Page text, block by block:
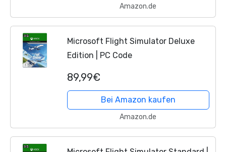
Amazon.de
Microsoft Flight Simulator Deluxe
Edition | PC Code
89,99€
Bei Amazon kaufen
Amazon.de